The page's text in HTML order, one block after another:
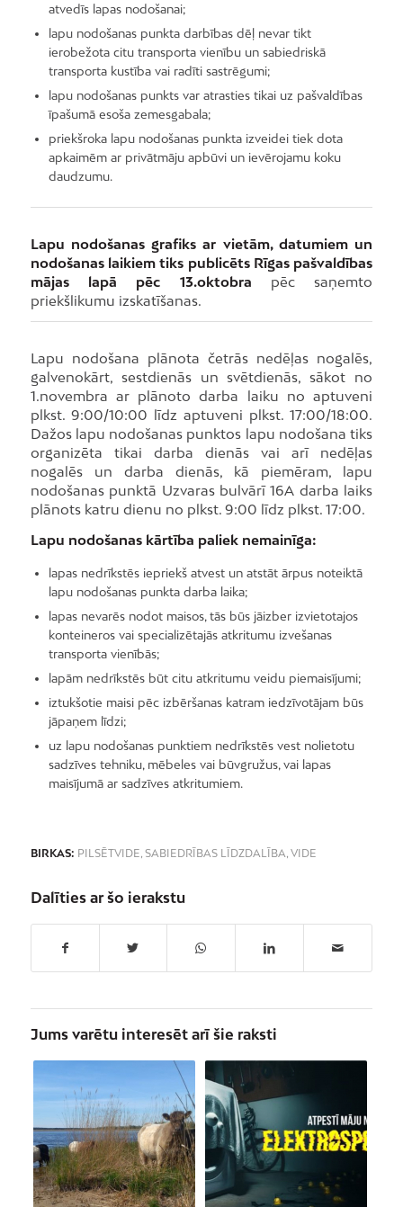
atvedīs lapas nodošanai;
lapu nodošanas punkta darbības dēļ nevar tikt
ierobežota citu transporta vienību un sabiedriskā
transporta kustība vai radīti sastrēgumi;
lapu nodošanas punkts var atrasties tikai uz pašvaldības
īpašumā esoša zemesgabala;
priekšroka lapu nodošanas punkta izveidei tiek dota
apkaimēm ar privātmāju apbūvi un ievērojamu koku
daudzumu.
Lapu nodošanas grafiks ar vietām, datumiem un
nodošanas laikiem tiks publicēts Rīgas pašvaldības
mājas lapā pēc 13.oktobra pēc saņemto
priekšlikumu izskatīšanas.
Lapu nodošana plānota četrās nedēļas nogalēs,
galvenokārt, sestdienās un svētdienās, sākot no
1.novembra ar plānoto darba laiku no aptuveni
plkst. 9:00/10:00 līdz aptuveni plkst. 17:00/18:00.
Dažos lapu nodošanas punktos lapu nodošana tiks
organizēta tikai darba dienās vai arī nedēļas
nogalēs un darba dienās, kā piemēram, lapu
nodošanas punktā Uzvaras bulvārī 16A darba laiks
plānots katru dienu no plkst. 9:00 līdz plkst. 17:00.
Lapu nodošanas kārtība paliek nemainīga:
lapas nedrīkstēs iepriekš atvest un atstāt ārpus noteiktā
lapu nodošanas punkta darba laika;
lapas nevarēs nodot maisos, tās būs jāizber izvietotajos
konteineros vai specializētajās atkritumu izvešanas
transporta vienībās;
lapām nedrīkstēs būt citu atkritumu veidu piemaisījumi;
iztukšotie maisi pēc izbēršanas katram iedzīvotājam būs
jāpaņem līdzi;
uz lapu nodošanas punktiem nedrīkstēs vest nolietotu
sadzīves tehniku, mēbeles vai būvgružus, vai lapas
maisījumā ar sadzīves atkritumiem.
BIRKAS: PILSĒTVIDE, SABIEDRĪBAS LĪDZDALĪBA, VIDE
Dalīties ar šo ierakstu
Jums varētu interesēt arī šie raksti